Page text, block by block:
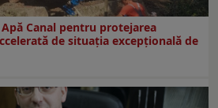
Canal pentru protejarea
de situația excepțională de